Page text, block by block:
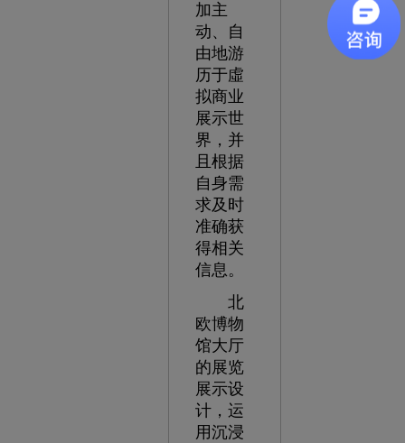
加主
动、自
由地游
历于虛
拟商业
展示世
界，并
且根据
自身需
求及时
准确获
得相关
信息。
北
欧博物
馆大厅
的展览
展示设
计，运
用沉浸